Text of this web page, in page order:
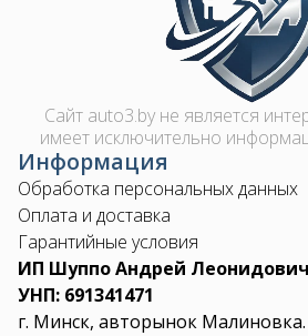
Сайт auto3.by не является
имеет исключительно
Информация
Обработка персональных данных
Оплата и доставка
Гарантийные условия
ИП Шуппо Андрей Леонидович
УНП: 691341471
г. Минск, авторынок Малиновка.